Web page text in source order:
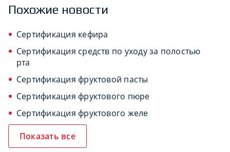
Похожие новости
Сертификация кефира
Сертификация средств по уходу за полостью
рта
Сертификация фруктовой пасты
Сертификация фруктового пюре
Сертификация фруктового желе
Показать все